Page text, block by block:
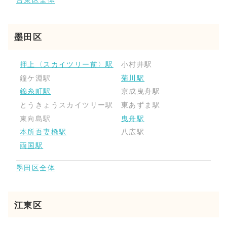
墨田区
押上〈スカイツリー前〉駅
小村井駅
鐘ケ淵駅
菊川駅
錦糸町駅
京成曳舟駅
とうきょうスカイツリー駅
東あずま駅
東向島駅
曳舟駅
本所吾妻橋駅
八広駅
両国駅
墨田区全体
江東区